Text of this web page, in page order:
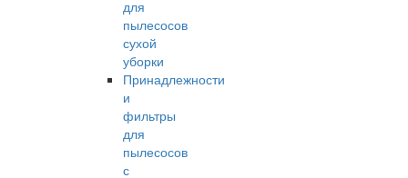
для
пылесосов
сухой
уборки
Принадлежности
и
фильтры
для
пылесосов
с